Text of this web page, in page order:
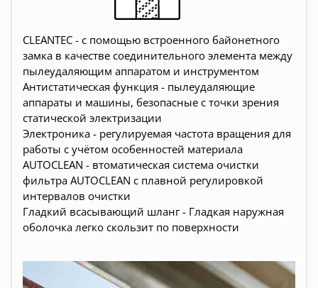
CLEANTEC - с помощью встроенного байонетного
замка в качестве соединительного элемента между
пылеудаляющим аппаратом и инструментом
Антистатическая функция - пылеудаляющие
аппараты и машины, безопасные с точки зрения
статической электризации
Электроника - регулируемая частота вращения для
работы с учётом особенностей материала
AUTOCLEAN - втоматическая система очистки
фильтра AUTOCLEAN с плавной регулировкой
интервалов очистки
Гладкий всасывающий шланг - Гладкая наружная
оболочка легко скользит по поверхности